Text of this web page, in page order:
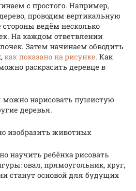
с простого. Например,
проводим вертикальную
стороны ведём несколько
На каждом ответвлении
Затем начинаем обводить
как показано на рисунке. Как
раскрасить деревце в
нарисовать пушистую
деревья.
изобразить животных
научить ребёнка рисовать
овал, прямоугольник, круг,
станут основой для будущих